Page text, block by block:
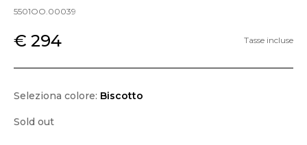
5501OO.00039
€ 294 Tasse incluse
Seleziona colore: Biscotto
Sold out